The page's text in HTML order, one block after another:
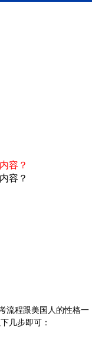
容？
容？
流程跟美国人的性格一
几步即可：